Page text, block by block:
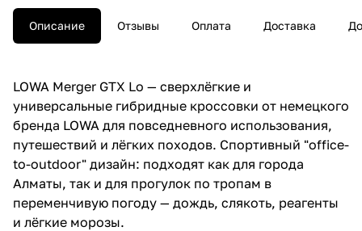
Описание Отзывы Оплата Доставка
LOWA Merger GTX Lo — сверхлёгкие и
универсальные гибридные кроссовки от немецкого
бренда LOWA для повседневного использования,
путешествий и лёгких походов. Спортивный "office-
to-outdoor" дизайн: подходят как для города
Алматы, так и для прогулок по тропам в
переменчивую погоду — дождь, слякоть, реагенты
и лёгкие морозы.